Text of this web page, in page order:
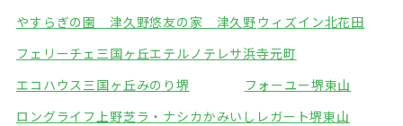
やすらぎの園 津久野悠友の家 津久野 ウィズイン北花田
フェリーチェ三国ヶ丘エテルノテレサ浜寺元町
エコハウス三国ヶ丘みのり堺
フォーユー堺東山
ロングライフ上野芝ラ・ナシカかみいし レガート堺東山